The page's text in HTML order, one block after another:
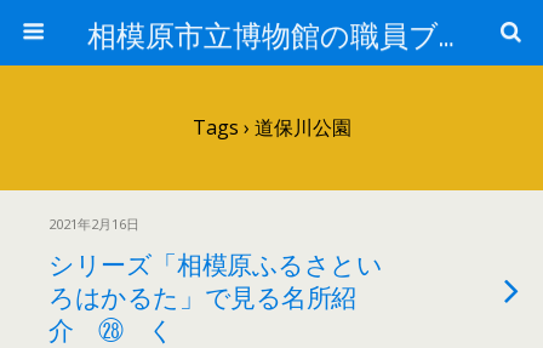
相模原市立博物館の職員ブログ
Tags › 道保川公園
2021年2月16日
シリーズ「相模原ふるさとい
ろはかるた」で見る名所紹
介 ㉘ く